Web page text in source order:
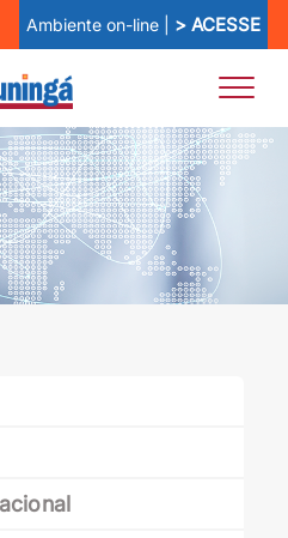
Ambiente on-line | > ACESSE